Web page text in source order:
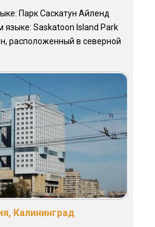
Парк Саскатун Айленд
языке: Saskatoon Island Park
расположенный в северной
Калининград